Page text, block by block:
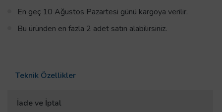
En geç 10 Ağustos Pazartesi günü kargoya verilir.
Bu üründen en fazla 2 adet satın alabilirsiniz.
Teknik Özellikler
İade ve İptal